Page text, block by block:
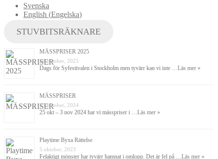
Svenska
English (Engelska)
STUVBITSRÄKNARE
MÄSSPRISER 2025
24 oktober, 2025
Dags för Syfestivalen i Stockholm men tyvärr kan vi inte … Läs mer »
MÄSSPRISER
25 oktober, 2024
25 okt – 3 nov 2024 har vi mässpriser i … Läs mer »
Playtime Byxa Rättelse
5 oktober, 2023
Felaktigt mönster har tyvärr hamnat i omlopp. Det är fel på … Läs mer »